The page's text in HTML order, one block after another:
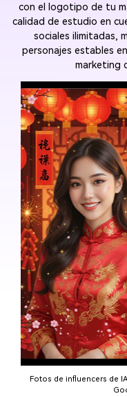
con el logotipo de tu
calidad de estudio en
sociales ilimitadas,
personajes estables
marketing
Fotos de influencers de